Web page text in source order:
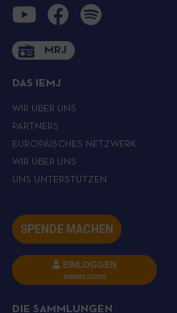
MRJ
DAS IEMJ
WIR ÜBER UNS
PARTNERS
EUROPÄISCHES NETZWERK
WIR ÜBER UNS
UNS UNTERSTÜTZEN
SPENDE MACHEN
EINLOGGEN
ANMELDUNG
DIE SAMMLUNGEN